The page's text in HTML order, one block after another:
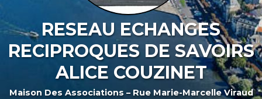
RESEAU ECHANGES
RECIPROQUES DE SAVOIRS
ALICE COUZINET
Maison Des Associations – Rue Marie-Marcelle Viraud